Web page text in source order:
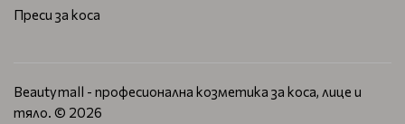
Преси за коса
Beautymall - професионална козметика за коса, лице и
тяло. © 2026